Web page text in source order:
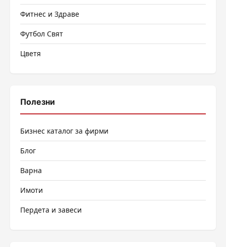
Фитнес и Здраве
Футбол Свят
Цветя
Полезни
Бизнес каталог за фирми
Блог
Варна
Имоти
Пердета и завеси